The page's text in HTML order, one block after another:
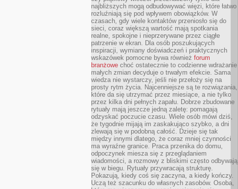
najbliższych mogą odbudowywać więzi, które łatwo
rozluźniają się pod wpływem obowiązków. W
czasach, gdy wiele kontaktów przeniosło się do
sieci, coraz większą wartość mają spotkania
realne, spokojne i nieprzerywane przez ciągłe
patrzenie w ekran. Dla osób poszukujących
inspiracji, wymiany doświadczeń i praktycznych
wskazówek pomocne bywa również forum
branżowe choć ostatecznie to codzienne wdrażanie
małych zmian decyduje o trwałym efekcie. Sama
wiedza nie wystarczy, jeśli nie przełoży się na
prosty rytm życia. Najcenniejsze są te rozwiązania,
które da się utrzymać przez miesiące, a nie tylko
przez kilka dni pełnych zapału. Dobrze zbudowane
rytuały mają jeszcze jedną zaletę: pomagają
odzyskać poczucie czasu. Wiele osób mówi dziś,
że tygodnie mijają im zaskakująco szybko, a dni
zlewają się w podobną całość. Dzieje się tak
między innymi dlatego, że coraz mniej czynności
ma wyraźne granice. Praca przenika do domu,
odpoczynek miesza się z przeglądaniem
wiadomości, a rozmowy z bliskimi często odbywają
się w biegu. Rytuały przywracają strukturę.
Pokazują, kiedy coś się zaczyna, a kiedy kończy.
Uczą też szacunku do własnych zasobów. Osoba,